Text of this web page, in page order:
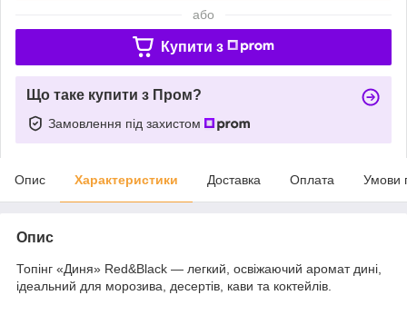
або
Купити з
Що таке купити з Пром?
Замовлення під захистом
Опис Характеристики Доставка Оплата Умови
Опис
Топінг «Диня» Red&Black — легкий, освіжаючий аромат дині,
ідеальний для морозива, десертів, кави та коктейлів.